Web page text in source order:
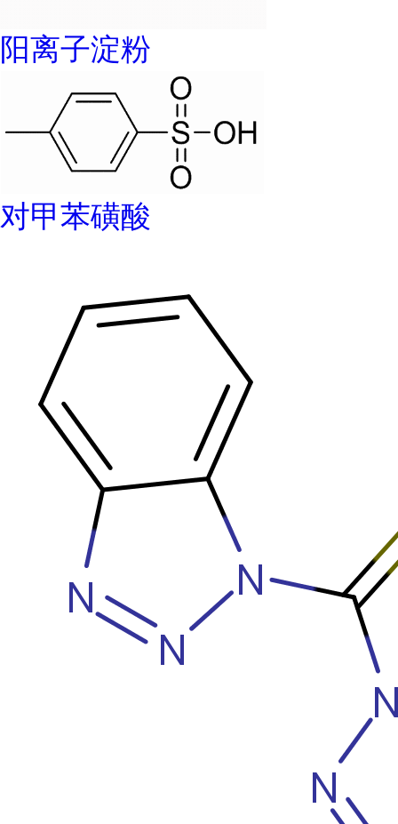
阳离子淀粉
对甲苯磺酸